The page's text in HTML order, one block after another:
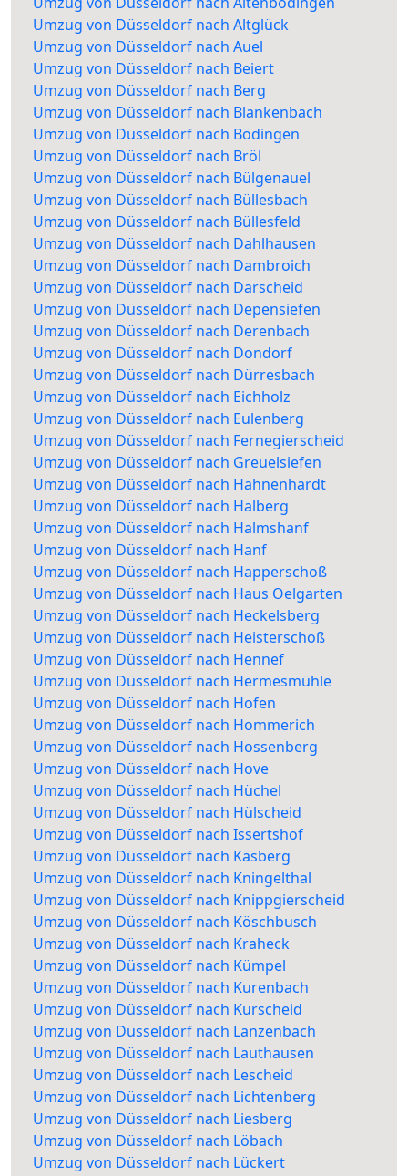
Umzug von Düsseldorf nach Altglück
Umzug von Düsseldorf nach Auel
Umzug von Düsseldorf nach Beiert
Umzug von Düsseldorf nach Berg
Umzug von Düsseldorf nach Blankenbach
Umzug von Düsseldorf nach Bödingen
Umzug von Düsseldorf nach Bröl
Umzug von Düsseldorf nach Bülgenauel
Umzug von Düsseldorf nach Büllesbach
Umzug von Düsseldorf nach Büllesfeld
Umzug von Düsseldorf nach Dahlhausen
Umzug von Düsseldorf nach Dambroich
Umzug von Düsseldorf nach Darscheid
Umzug von Düsseldorf nach Depensiefen
Umzug von Düsseldorf nach Derenbach
Umzug von Düsseldorf nach Dondorf
Umzug von Düsseldorf nach Dürresbach
Umzug von Düsseldorf nach Eichholz
Umzug von Düsseldorf nach Eulenberg
Umzug von Düsseldorf nach Fernegierscheid
Umzug von Düsseldorf nach Greuelsiefen
Umzug von Düsseldorf nach Hahnenhardt
Umzug von Düsseldorf nach Halberg
Umzug von Düsseldorf nach Halmshanf
Umzug von Düsseldorf nach Hanf
Umzug von Düsseldorf nach Happerschoß
Umzug von Düsseldorf nach Haus Oelgarten
Umzug von Düsseldorf nach Heckelsberg
Umzug von Düsseldorf nach Heisterschoß
Umzug von Düsseldorf nach Hennef
Umzug von Düsseldorf nach Hermesmühle
Umzug von Düsseldorf nach Hofen
Umzug von Düsseldorf nach Hommerich
Umzug von Düsseldorf nach Hossenberg
Umzug von Düsseldorf nach Hove
Umzug von Düsseldorf nach Hüchel
Umzug von Düsseldorf nach Hülscheid
Umzug von Düsseldorf nach Issertshof
Umzug von Düsseldorf nach Käsberg
Umzug von Düsseldorf nach Kningelthal
Umzug von Düsseldorf nach Knippgierscheid
Umzug von Düsseldorf nach Köschbusch
Umzug von Düsseldorf nach Kraheck
Umzug von Düsseldorf nach Kümpel
Umzug von Düsseldorf nach Kurenbach
Umzug von Düsseldorf nach Kurscheid
Umzug von Düsseldorf nach Lanzenbach
Umzug von Düsseldorf nach Lauthausen
Umzug von Düsseldorf nach Lescheid
Umzug von Düsseldorf nach Lichtenberg
Umzug von Düsseldorf nach Liesberg
Umzug von Düsseldorf nach Löbach
Umzug von Düsseldorf nach Lückert